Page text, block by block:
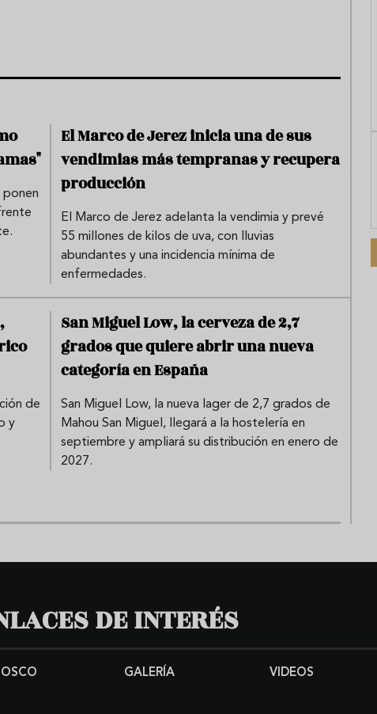
ponen
El Marco de Jerez inicia una de sus
vendimias más tempranas y recupera
producción
El Marco de Jerez adelanta la vendimia y prevé
55 millones de kilos de uva, con lluvias
abundantes y una incidencia mínima de
enfermedades.
de
y
San Miguel Low, la cerveza de 2,7
grados que quiere abrir una nueva
categoría en España
San Miguel Low, la nueva lager de 2,7 grados de
Mahou San Miguel, llegará a la hostelería en
septiembre y ampliará su distribución en enero de
2027.
DE INTERÉS
GALERÍA VIDEOS